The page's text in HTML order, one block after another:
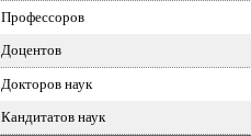
Профессоров
Доцентов
Докторов наук
Кандитатов наук